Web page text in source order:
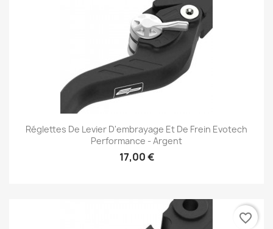
Réglettes De Levier D'embrayage Et De Frein Evotech
Performance - Argent
17,00 €
favorite_border